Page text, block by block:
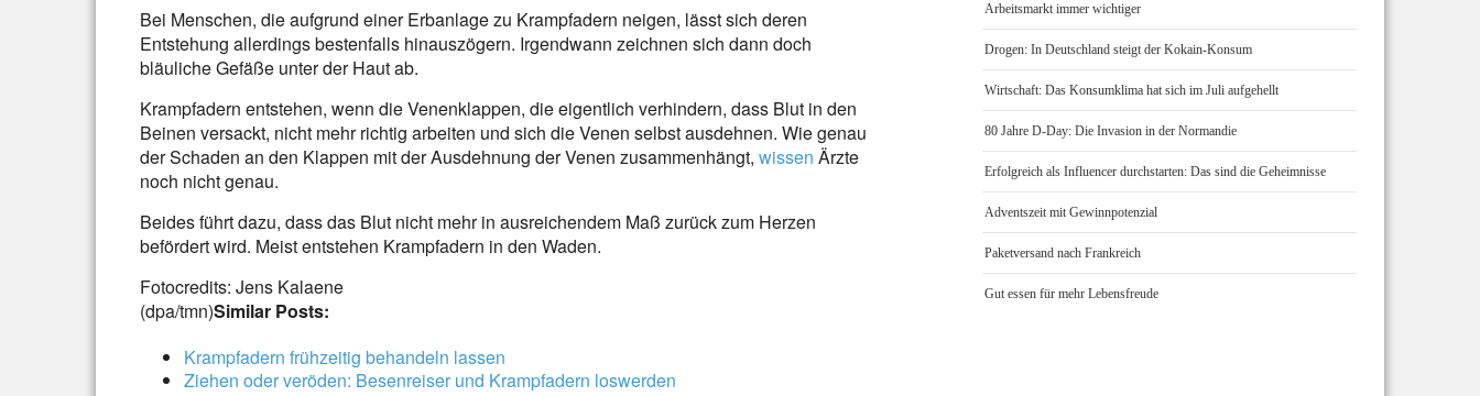
Bei Menschen, die aufgrund einer Erbanlage zu Krampfadern neigen, lässt sich deren
Entstehung allerdings bestenfalls hinauszögern. Irgendwann zeichnen sich dann doch
bläuliche Gefäße unter der Haut ab.
Krampfadern entstehen, wenn die Venenklappen, die eigentlich verhindern, dass Blut in den
Beinen versackt, nicht mehr richtig arbeiten und sich die Venen selbst ausdehnen. Wie genau
der Schaden an den Klappen mit der Ausdehnung der Venen zusammenhängt, wissen Ärzte
noch nicht genau.
Beides führt dazu, dass das Blut nicht mehr in ausreichendem Maß zurück zum Herzen
befördert wird. Meist entstehen Krampfadern in den Waden.
Fotocredits: Jens Kalaene
(dpa/tmn)Similar Posts:
Krampfadern frühzeitig behandeln lassen
Ziehen oder veröden: Besenreiser und Krampfadern loswerden
Arbeitsmarkt immer wichtiger
Drogen: In Deutschland steigt der Kokain-Konsum
Wirtschaft: Das Konsumklima hat sich im Juli aufgehellt
80 Jahre D-Day: Die Invasion in der Normandie
Erfolgreich als Influencer durchstarten: Das sind die Geheimnisse
Adventszeit mit Gewinnpotenzial
Paketversand nach Frankreich
Gut essen für mehr Lebensfreude